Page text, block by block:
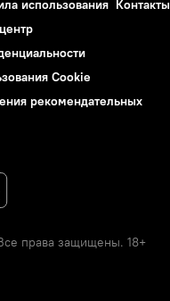
использования Контакты
Cookie
рекомендательных
права защищены. 18+